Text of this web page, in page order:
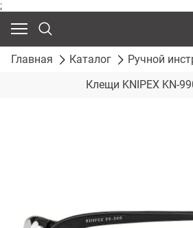
;
Главная Каталог Ручной
Клещи KNIPEX KN-